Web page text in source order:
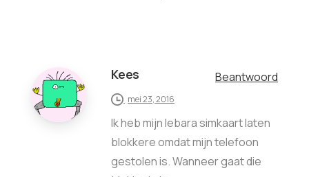
Kees Beantwoord
mei 23, 2016
Ik heb mijn lebara simkaart laten
blokkere omdat mijn telefoon
gestolen is. Wanneer gaat die